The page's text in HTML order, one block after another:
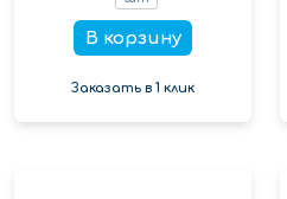
В корзину
Заказать в 1 клик